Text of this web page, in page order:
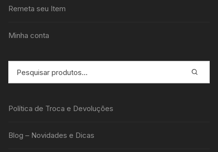
Remeta seu Item
Minha conta
Política de Troca e Devoluções
Blog – Novidades e Dicas